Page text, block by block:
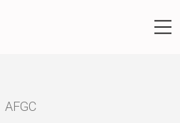
AFGC